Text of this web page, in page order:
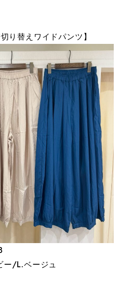
り替えワイドパンツ】
ー/L.ベージュ